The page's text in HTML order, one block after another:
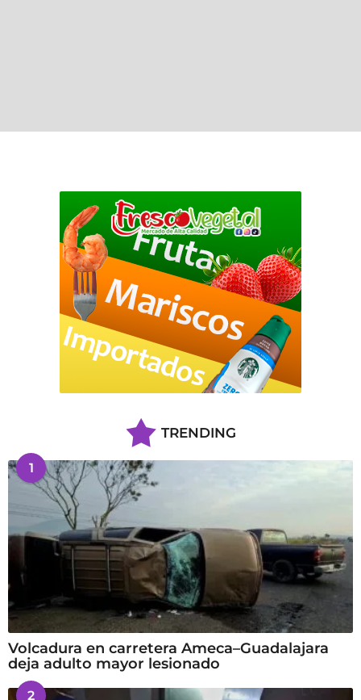
TRENDING
1
Volcadura en carretera Ameca–Guadalajara
deja adulto mayor lesionado
2